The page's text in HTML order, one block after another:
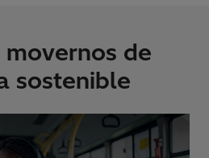
movernos de
sostenible